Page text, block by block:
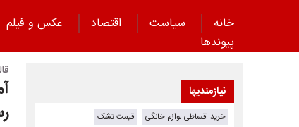
خانه سیاست اقتصاد عکس و فیلم
پیوند‌ها
نیازمندیها
خرید اقساطی لوازم خانگی
قیمت تشک